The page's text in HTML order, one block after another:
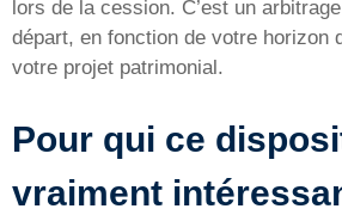
lors de la cession. C’est un
départ, en fonction de votre horizon
votre projet patrimonial.
Pour qui ce
vraiment